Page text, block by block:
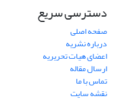
دسترسی سریع
صفحه اصلی
درباره نشریه
اعضای هیات تحریریه
ارسال مقاله
تماس با ما
نقشه سایت